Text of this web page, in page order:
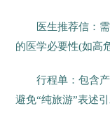
医生推荐信：
的医学必要性(如高
行程单：包含
避免“纯旅游”表述引